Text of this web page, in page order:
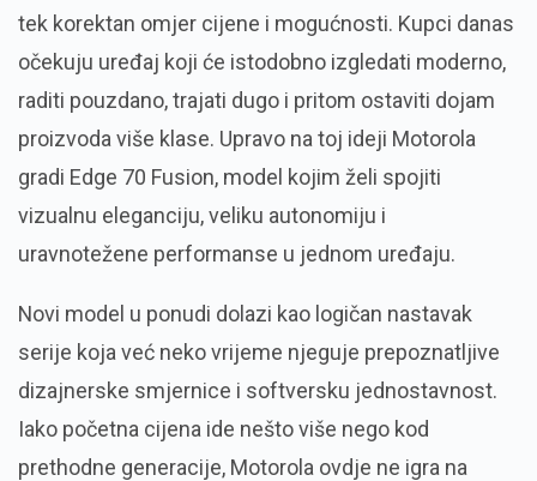
tek korektan omjer cijene i mogućnosti. Kupci danas
očekuju uređaj koji će istodobno izgledati moderno,
raditi pouzdano, trajati dugo i pritom ostaviti dojam
proizvoda više klase. Upravo na toj ideji Motorola
gradi Edge 70 Fusion, model kojim želi spojiti
vizualnu eleganciju, veliku autonomiju i
uravnotežene performanse u jednom uređaju.
Novi model u ponudi dolazi kao logičan nastavak
serije koja već neko vrijeme njeguje prepoznatljive
dizajnerske smjernice i softversku jednostavnost.
Iako početna cijena ide nešto više nego kod
prethodne generacije, Motorola ovdje ne igra na